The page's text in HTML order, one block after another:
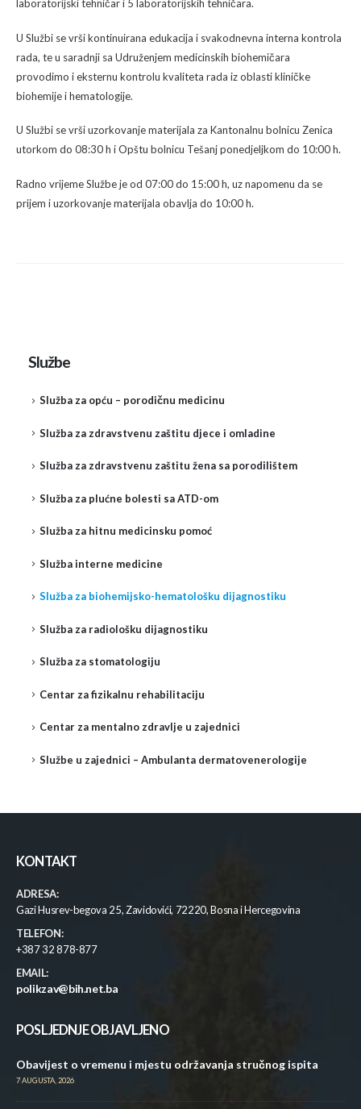
laboratorijski tehničar i 5 laboratorijskih tehničara.
U Službi se vrši kontinuirana edukacija i svakodnevna interna kontrola
rada, te u saradnji sa Udruženjem medicinskih biohemičara
provodimo i eksternu kontrolu kvaliteta rada iz oblasti kliničke
biohemije i hematologije.
U Službi se vrši uzorkovanje materijala za Kantonalnu bolnicu Zenica
utorkom do 08:30 h i Opštu bolnicu Tešanj ponedjeljkom do 10:00 h.
Radno vrijeme Službe je od 07:00 do 15:00 h, uz napomenu da se
prijem i uzorkovanje materijala obavlja do 10:00 h.
Službe
Služba za opću – porodičnu medicinu
Služba za zdravstvenu zaštitu djece i omladine
Služba za zdravstvenu zaštitu žena sa porodilištem
Služba za plućne bolesti sa ATD-om
Služba za hitnu medicinsku pomoć
Služba interne medicine
Služba za biohemijsko-hematološku dijagnostiku
Služba za radiološku dijagnostiku
Služba za stomatologiju
Centar za fizikalnu rehabilitaciju
Centar za mentalno zdravlje u zajednici
Službe u zajednici – Ambulanta dermatovenerologije
KONTAKT
ADRESA:
Gazi Husrev-begova 25, Zavidovići, 72220, Bosna i Hercegovina
TELEFON:
+387 32 878-877
EMAIL:
polikzav@bih.net.ba
POSLJEDNJE OBJAVLJENO
Obavijest o vremenu i mjestu održavanja stručnog ispita
7 AUGUSTA, 2026